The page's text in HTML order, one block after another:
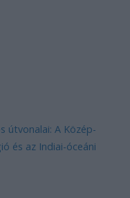
útvonalai: A Közép-
és az Indiai-óceáni